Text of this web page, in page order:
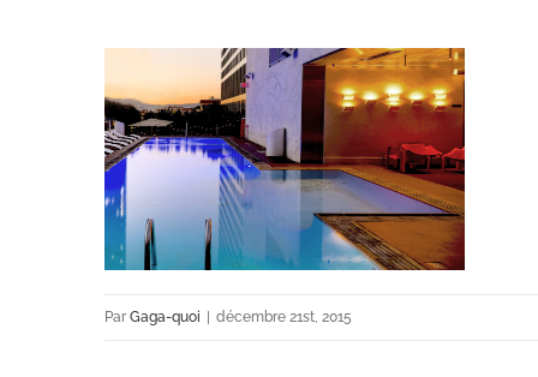
Par Gaga-quoi | décembre 21st, 2015